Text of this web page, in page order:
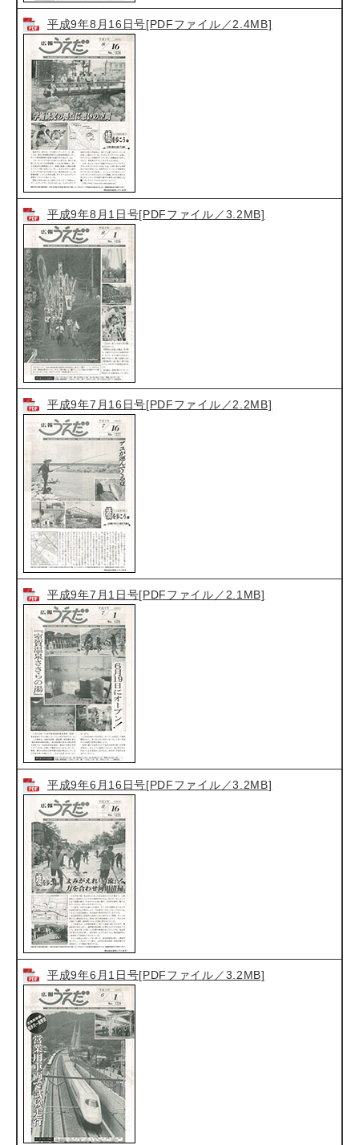
平成9年8月16日号[PDFファイル／2.4MB]
平成9年8月1日号[PDFファイル／3.2MB]
平成9年7月16日号[PDFファイル／2.2MB]
平成9年7月1日号[PDFファイル／2.1MB]
平成9年6月16日号[PDFファイル／3.2MB]
平成9年6月1日号[PDFファイル／3.2MB]